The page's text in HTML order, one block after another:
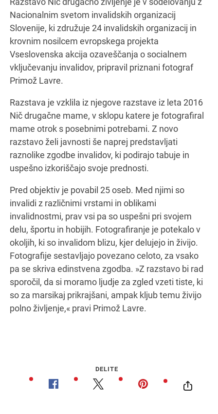
Navodila za pot
Nacionalnim svetom invalidskih organizacij
Slovenije, ki združuje 24 invalidskih organizacij in
krovnim nosilcem evropskega projekta
Vseslovenska akcija ozaveščanja o socialnem
vključevanju invalidov, pripravil priznani fotograf
Primož Lavre.
Razstava je vzklila iz njegove razstave iz leta 2016
Nič drugačne mame, v sklopu katere je fotografiral
mame otrok s posebnimi potrebami. Z novo
razstavo želi javnosti še naprej predstavljati
raznolike zgodbe invalidov, ki podirajo tabuje in
uspešno izkoriščajo svoje prednosti.
Pred objektiv je povabil 25 oseb. Med njimi so
invalidi z različnimi vrstami in oblikami
invalidnostmi, prav vsi pa so uspešni pri svojem
delu, športu in hobijih. Fotografiranje je potekalo v
okoljih, ki so invalidom blizu, kjer delujejo in živijo.
Fotografije sestavljajo povezano celoto, za vsako
pa se skriva edinstvena zgodba. »Z razstavo bi rad
sporočil, da si moramo ljudje za zgled vzeti tiste, ki
so za marsikaj prikrajšani, ampak kljub temu živijo
polno življenje,« pravi Primož Lavre.
DELITE